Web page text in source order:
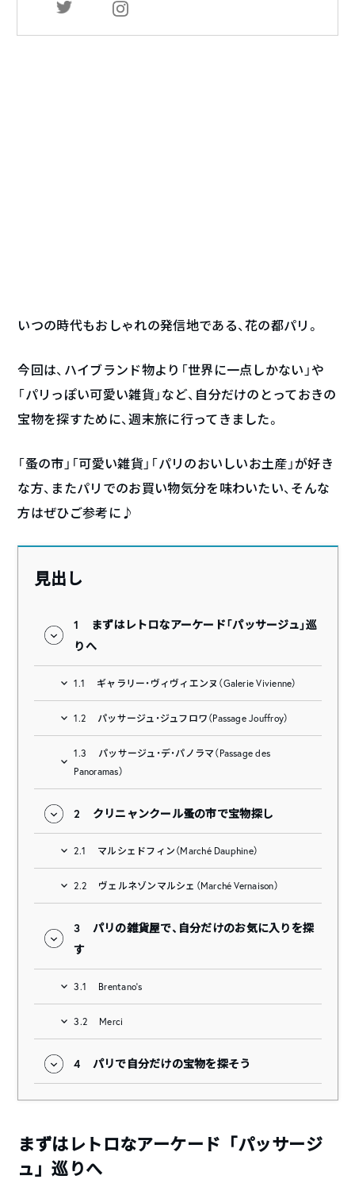
いつの時代もおしゃれの発信地である、花の都パリ。
今回は、ハイブランド物より「世界に一点しかない」や
「パリっぽい可愛い雑貨」など、自分だけのとっておきの
宝物を探すために、週末旅に行ってきました。
「蚤の市」「可愛い雑貨」「パリのおいしいお土産」が好き
な方、またパリでのお買い物気分を味わいたい、そんな
方はぜひご参考に♪
見出し
1
まずはレトロなアーケード「パッサージュ」巡
りへ
1.1 ギャラリー・ヴィヴィエンヌ（Galerie Vivienne）
1.2 パッサージュ・ジュフロワ（Passage Jouffroy）
1.3
パッサージュ・デ・パノラマ（Passage des
Panoramas）
2 クリニャンクール蚤の市で宝物探し
2.1 マルシェドフィン（Marché Dauphine）
2.2 ヴェルネゾンマルシェ（Marché Vernaison）
3
パリの雑貨屋で、自分だけのお気に入りを探
す
3.1 Brentano's
3.2 Merci
4 パリで自分だけの宝物を探そう
まずはレトロなアーケード「パッサージ
ュ」巡りへ